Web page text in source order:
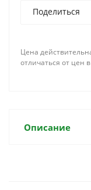
Поделиться
Цена
отличаться от цен
Описание